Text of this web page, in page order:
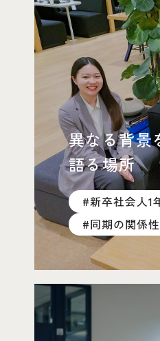
25卒同期クロストーク
異なる背景
語る場所
#新卒社会人1
#同期の関係性
25卒同期クロストー